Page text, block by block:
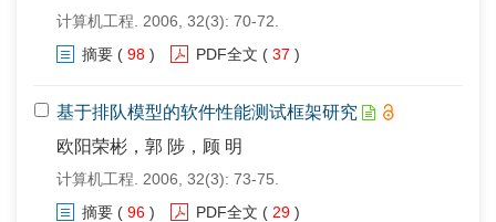
计算机工程. 2006, 32(3): 70-72.
摘要 ( 98 ) PDF全文 ( 37 )
基于排队模型的软件性能测试框架研究
欧阳荣彬，郭 陟，顾 明
计算机工程. 2006, 32(3): 73-75.
摘要 ( 96 ) PDF全文 ( 29 )